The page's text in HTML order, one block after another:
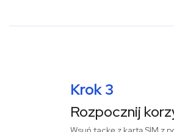
Krok 3
Rozpocznij